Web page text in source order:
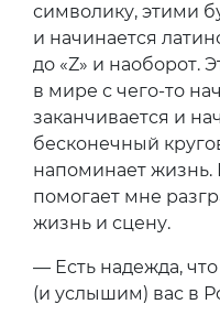
символику, этими
и начинается
до «Z» и наоборот.
в мире с чего-то
заканчивается и
бесконечный
напоминает жизнь.
помогает мне
жизнь и сцену.
— Есть надежда,
(и услышим) вас в